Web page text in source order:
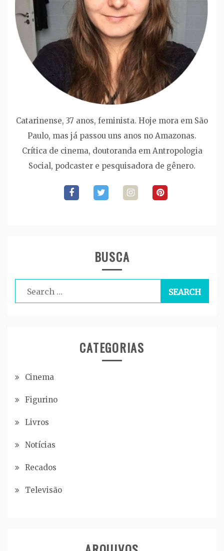
Catarinense, 37 anos, feminista. Hoje mora em São
Paulo, mas já passou uns anos no Amazonas.
Crítica de cinema, doutoranda em Antropologia
Social, podcaster e pesquisadora de gênero.
BUSCA
for:
CATEGORIAS
Cinema
Figurino
Livros
Notícias
Recados
Televisão